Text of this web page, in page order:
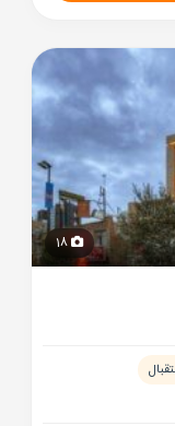
18